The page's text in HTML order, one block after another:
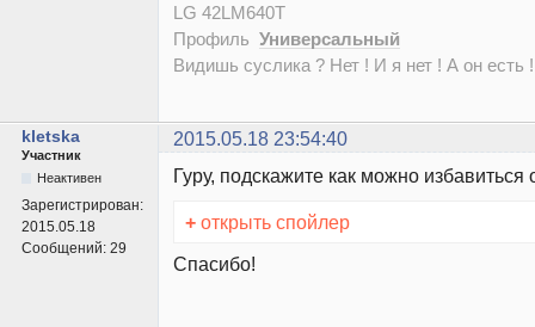
LG 42LM640T
Профиль Универсальный
Видишь суслика ? Нет ! И я нет ! А он есть
kletska 2015.05.18 23:54:40
Участник
Неактивен
Зарегистрирован:
2015.05.18
Сообщений: 29
Гуру, подскажите как можно избавиться
+ открыть спойлер
Спасибо!